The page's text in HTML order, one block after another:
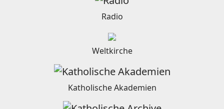
Radio
Weltkirche
Katholische Akademien